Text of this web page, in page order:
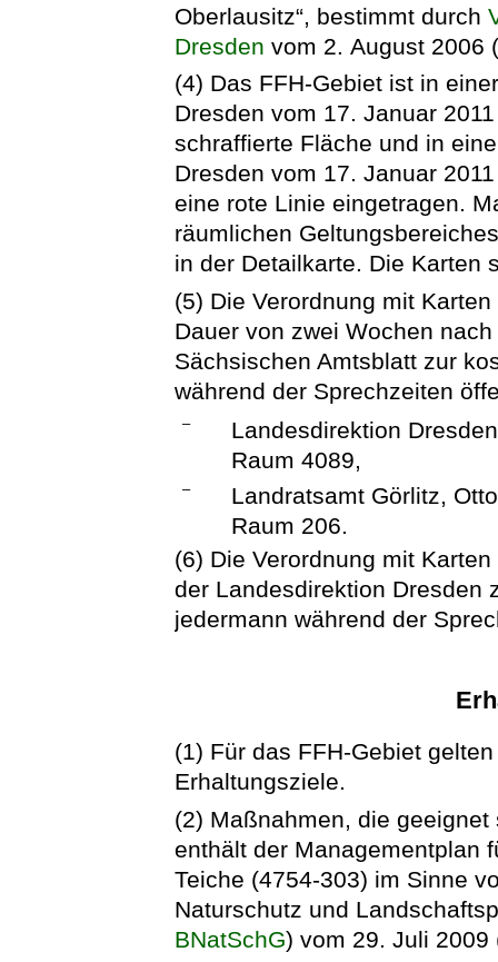
Oberlausitz“, bestimmt durch
Dresden vom 2. August 2006
(4) Das FFH-Gebiet ist in
Dresden vom 17. Januar
schraffierte Fläche und in
Dresden vom 17. Januar
eine rote Linie eingetragen.
räumlichen
in der Detailkarte. Die Karten
(5) Die Verordnung mit
Dauer von zwei Wochen
Sächsischen Amtsblatt zur
während der Sprechzeiten
–
Landesdirektion
Raum 4089,
–
Landratsamt Görlitz,
Raum 206.
(6) Die Verordnung mit
der Landesdirektion Dresden
jedermann während der
(1) Für das FFH-Gebiet
Erhaltungsziele.
(2) Maßnahmen, die
enthält der Managementplan
Teiche (4754-303) im Sinne
Naturschutz und
BNatSchG) vom 29. Juli 2009